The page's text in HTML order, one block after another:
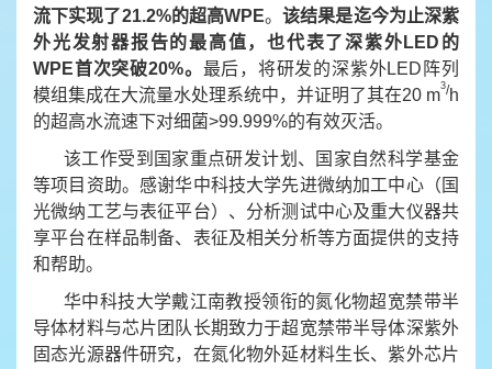
流下实现了21.2%的超高WPE。该结果是迄今为止深紫
外光发射器报告的最高值，也代表了深紫外 LED 的
WPE首次突破20%。 最后，将研发的深紫外LED阵列
模组集成在大流量水处理系统中，并证明了其在20 m3/h
的超高水流速下对细菌>99.999%的有效灭活。
该工作受到国家重点研发计划、国家自然科学基金
等项目资助。感谢华中科技大学先进微纳加工中心（国
光微纳工艺与表征平台）、分析测试中心及重大仪器共
享平台在样品制备、表征及相关分析等方面提供的支持
和帮助。
华中科技大学戴江南教授领衔的氮化物超宽禁带半
导体材料与芯片团队长期致力于超宽禁带半导体深紫外
固态光源器件研究，在氮化物外延材料生长、紫外芯片